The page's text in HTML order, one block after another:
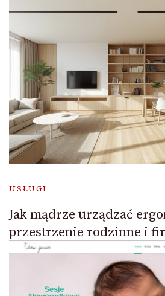
USŁUGI
Jak mądrze urządzać
przestrzenie rodzinne i